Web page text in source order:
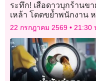
ระทึก! เสือดาวบุกร้านขา
เหล้า โดดขย้ำพนักงาน
ดับคาร้าน
22 กรกฎาคม 2569 21:30